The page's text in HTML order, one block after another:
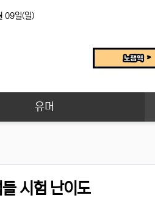
09일(일)
유머
시험 난이도